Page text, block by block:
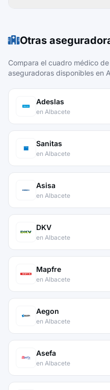
Otras
Compara el cuadro médico
aseguradoras disponibles en
Adeslas
en Albacete
Sanitas
en Albacete
Asisa
en Albacete
DKV
en Albacete
Mapfre
en Albacete
Aegon
en Albacete
Asefa
en Albacete